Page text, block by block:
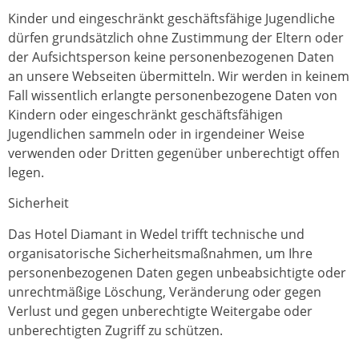
Kinder und eingeschränkt geschäftsfähige Jugendliche
dürfen grundsätzlich ohne Zustimmung der Eltern oder
der Aufsichtsperson keine personenbezogenen Daten
an unsere Webseiten übermitteln. Wir werden in keinem
Fall wissentlich erlangte personenbezogene Daten von
Kindern oder eingeschränkt geschäftsfähigen
Jugendlichen sammeln oder in irgendeiner Weise
verwenden oder Dritten gegenüber unberechtigt offen
legen.
Sicherheit
Das Hotel Diamant in Wedel trifft technische und
organisatorische Sicherheitsmaßnahmen, um Ihre
personenbezogenen Daten gegen unbeabsichtigte oder
unrechtmäßige Löschung, Veränderung oder gegen
Verlust und gegen unberechtigte Weitergabe oder
unberechtigten Zugriff zu schützen.